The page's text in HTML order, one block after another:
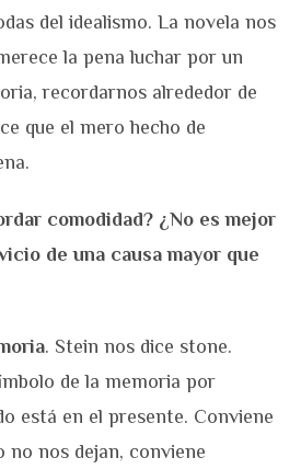
del idealismo. La novela nos
la pena luchar por un
recordarnos alrededor de
que el mero hecho de
comodidad? ¿No es mejor
de una causa mayor que
. Stein nos dice stone.
de la memoria por
está en el presente. Conviene
no nos dejan, conviene